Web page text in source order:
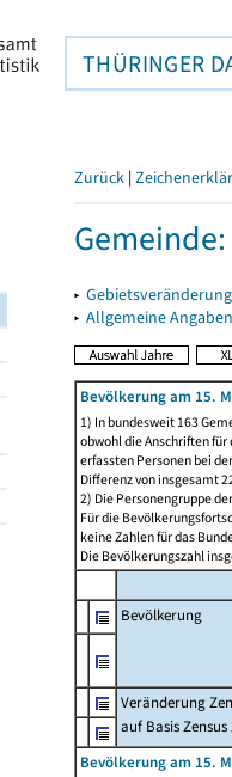
THÜRINGER
Zurück |
▸
▸ Allgemeine
Bevölkerung am 15.
1) In bundesweit 163
obwohl die Anschriften
erfassten Personen bei
Differenz von insgesamt
2) Die Personengruppe
Für die
keine Zahlen für das
Die Bevölkerungszahl
Bevölkerung
Veränderung
auf Basis Zensus
Bevölkerung am 15.